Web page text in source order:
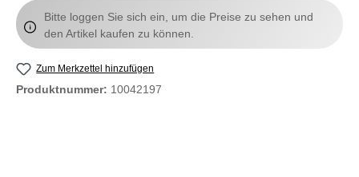
Bitte loggen Sie sich ein, um die Preise zu sehen und
den Artikel kaufen zu können.
Zum Merkzettel hinzufügen
Produktnummer: 10042197